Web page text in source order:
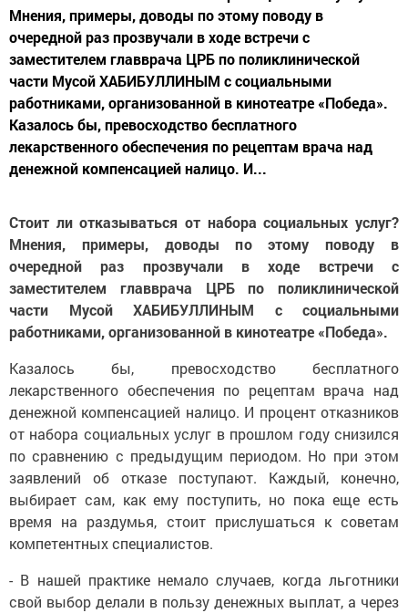
Мнения, примеры, доводы по этому поводу в
очередной раз прозвучали в ходе встречи с
заместителем главврача ЦРБ по поликлинической
части Мусой ХАБИБУЛЛИНЫМ с социальными
работниками, организованной в кинотеатре «Победа».
Казалось бы, превосходство бесплатного
лекарственного обеспечения по рецептам врача над
денежной компенсацией налицо. И...
Стоит ли отказываться от набора социальных услуг?
Мнения, примеры, доводы по этому поводу в
очередной раз прозвучали в ходе встречи с
заместителем главврача ЦРБ по поликлинической
части Мусой ХАБИБУЛЛИНЫМ с социальными
работниками, организованной в кинотеатре «Победа».
Казалось бы, превосходство бесплатного
лекарственного обеспечения по рецептам врача над
денежной компенсацией налицо. И процент отказников
от набора социальных услуг в прошлом году снизился
по сравнению с предыдущим периодом. Но при этом
заявлений об отказе поступают. Каждый, конечно,
выбирает сам, как ему поступить, но пока еще есть
время на раздумья, стоит прислушаться к советам
компетентных специалистов.
- В нашей практике немало случаев, когда льготники
свой выбор делали в пользу денежных выплат, а через